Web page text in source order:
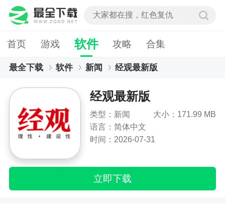
首页 游戏 软件 攻略 合集
最全下载 软件 新闻 经观最新版
经观最新版
类型：新闻
大小：171.99 MB
语言：简体中文
时间：2026-07-31
立即下载